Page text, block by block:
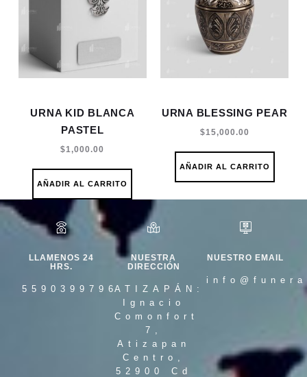
URNA KID BLANCA
PASTEL
$1,000.00
AÑADIR AL CARRITO
URNA BLESSING PEAR
$15,000.00
AÑADIR AL CARRITO
LLAMENOS 24
HRS.
5590399796
NUESTRA
DIRECCIÓN
ATIZAPÁN:
Ignacio
Comonfort
7,
Atizapan
Centro,
52900 Cd
NUESTRO EMAIL